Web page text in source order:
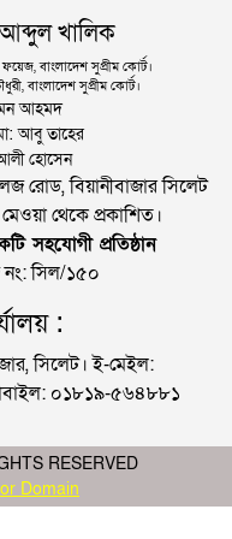
খালিক
বাংলাদেশ সুপ্রীম কোর্ট।
বাংলাদেশ সুপ্রীম কোর্ট।
আহমদ
আবু তাহের
আলী হোসেন
রোড, বিয়ানীবাজার সিলেট
থেকে প্রকাশিত।
সহযোগী প্রতিষ্ঠান
নং: সিল/১৫০
:
সিলেট। ই-মেইল:
০১৮১৯-৫৬৪৮৮১
RESERVED
Domain